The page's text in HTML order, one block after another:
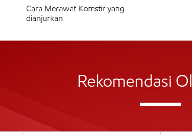
Cara Merawat Komstir yang
dianjurkan
Rekomendasi